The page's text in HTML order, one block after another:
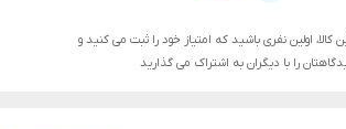
اولین نفری باشید که امتیاز خود را ثبت می کنید و
را با دیگران به اشتراک می گذارید